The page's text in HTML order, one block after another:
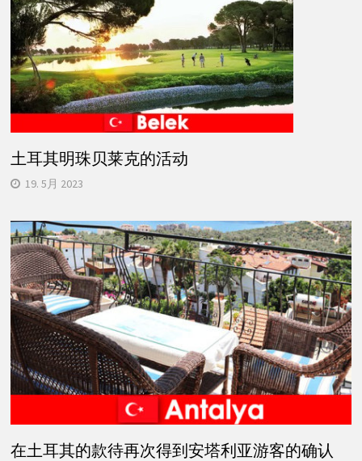
土耳其明珠贝莱克的活动
19. 5月 2023
在土耳其的款待再次得到安塔利亚游客的确认